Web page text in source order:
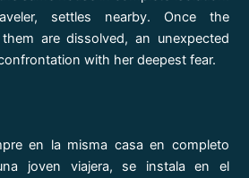
settles nearby. Once the
are dissolved, an unexpected
with her deepest fear.
en la misma casa en completo
joven viajera, se instala en el